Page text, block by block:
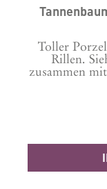
Toller
Rillen.
zusammen